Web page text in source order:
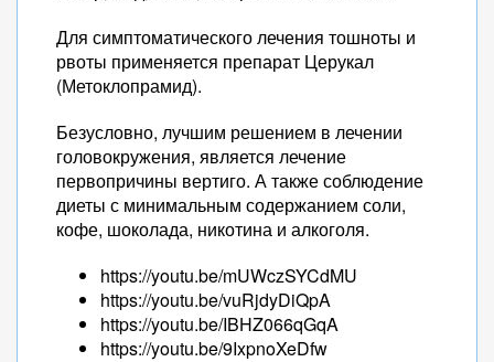
Для симптоматического лечения тошноты и
рвоты применяется препарат Церукал
(Метоклопрамид).
Безусловно, лучшим решением в лечении
головокружения, является лечение
первопричины вертиго. А также соблюдение
диеты с минимальным содержанием соли,
кофе, шоколада, никотина и алкоголя.
https://youtu.be/mUWczSYCdMU
https://youtu.be/vuRjdyDiQpA
https://youtu.be/IBHZ066qGqA
https://youtu.be/9IxpnoXeDfw